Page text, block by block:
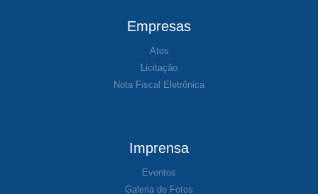
Empresas
Atos
Licitação
Nota Fiscal Eletrônica
Imprensa
Eventos
Galeria de Fotos